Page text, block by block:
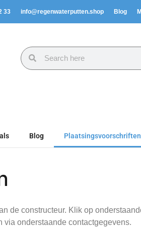
33 info@regenwaterputten.shop Blog
Blog Plaatsingsvoorschriften
de constructeur. Klik op
via onderstaande contactgegevens.